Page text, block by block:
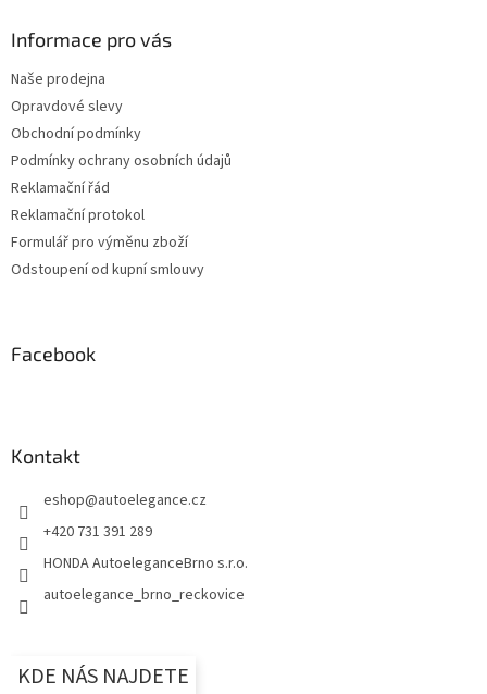
Informace pro vás
Naše prodejna
Opravdové slevy
Obchodní podmínky
Podmínky ochrany osobních údajů
Reklamační řád
Reklamační protokol
Formulář pro výměnu zboží
Odstoupení od kupní smlouvy
Facebook
Kontakt
eshop@autoelegance.cz
+420 731 391 289
HONDA AutoeleganceBrno s.r.o.
autoelegance_brno_reckovice
KDE NÁS NAJDETE